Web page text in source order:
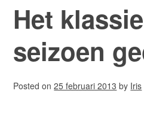
Het
seizoen
Posted on25 februari 2013 by Iris